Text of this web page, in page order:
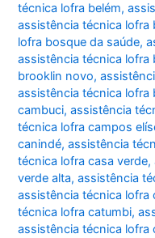
técnica lofra belém,
assistência técnica lofra
lofra bosque da saúde,
assistência técnica lofra
brooklin novo,
assistência técnica lofra
cambuci,assistência
técnica lofra campos
canindé,assistência
técnica lofra casa verde,
verde alta,assistência
assistência técnica lofra
técnica lofra catumbi,
assistência técnica lofra